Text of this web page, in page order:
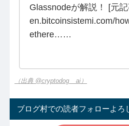
Glassnodeが解説！ [元
en.bitcoinsistemi.com/
ethere……
（出典 @cryptodog__ai）
ブログ村での読者フォローよろ